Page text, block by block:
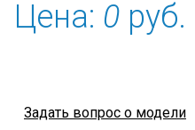
Цена: 0руб.
Задать вопрос о модели